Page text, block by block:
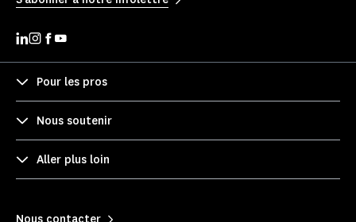
Pour les pros
Nous soutenir
Aller plus loin
Nous contacter